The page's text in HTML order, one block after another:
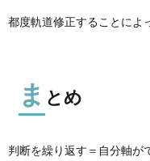
都度軌道修正することによ
ま とめ
判断を繰り返す＝自分軸が